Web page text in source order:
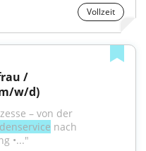
Vollzeit
/
w/d)
– von der
nach
•..."